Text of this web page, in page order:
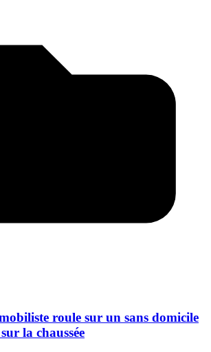
roule sur un sans domicile
la chaussée